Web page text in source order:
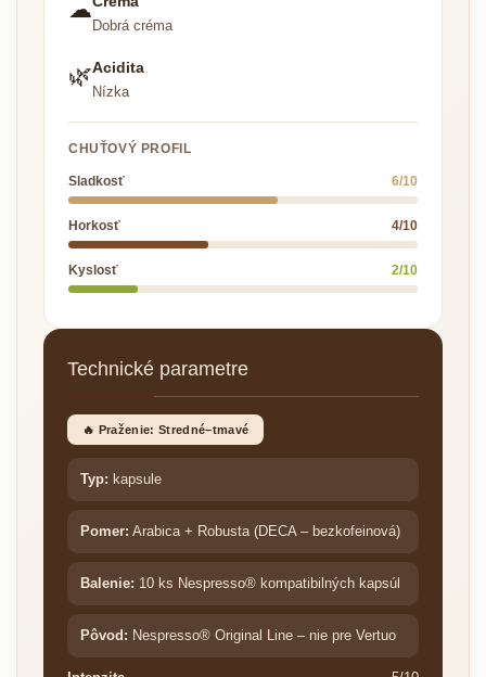
☁
Dobrá créma
🌿Acidita
Nízka
CHUŤOVÝ PROFIL
Sladkosť 6/10
Horkosť 4/10
Kyslosť 2/10
Technické parametre
🔥 Praženie: Stredné–tmavé
Typ: kapsule
Pomer: Arabica + Robusta (DECA – bezkofeinová)
Balenie: 10 ks Nespresso® kompatibilných kapsúl
Pôvod: Nespresso® Original Line – nie pre Vertuo